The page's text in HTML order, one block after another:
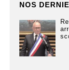
NOS